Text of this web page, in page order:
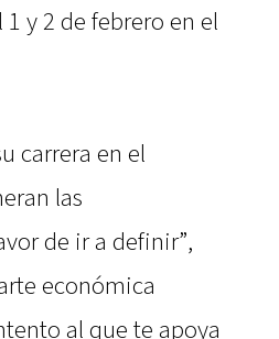
y 2 de febrero en el
carrera en el
las
de ir a definir”,
económica
al que te apoya